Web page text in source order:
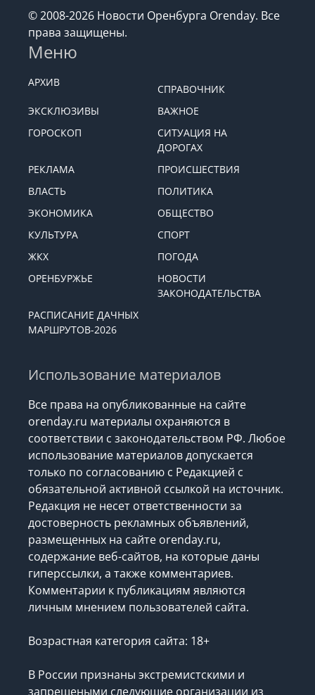
© 2008-2026 Новости Оренбурга Orenday. Все
права защищены.
Меню
АРХИВ
СПРАВОЧНИК
ЭКСКЛЮЗИВЫ
ВАЖНОЕ
ГОРОСКОП
СИТУАЦИЯ НА
ДОРОГАХ
РЕКЛАМА
ПРОИСШЕСТВИЯ
ВЛАСТЬ
ПОЛИТИКА
ЭКОНОМИКА
ОБЩЕСТВО
КУЛЬТУРА
СПОРТ
ЖКХ
ПОГОДА
ОРЕНБУРЖЬЕ
НОВОСТИ
ЗАКОНОДАТЕЛЬСТВА
РАСПИСАНИЕ ДАЧНЫХ
МАРШРУТОВ-2026
Использование материалов
Все права на опубликованные на сайте
orenday.ru материалы охраняются в
соответствии с законодательством РФ. Любое
использование материалов допускается
только по согласованию с Редакцией с
обязательной активной ссылкой на источник.
Редакция не несет ответственности за
достоверность рекламных объявлений,
размещенных на сайте orenday.ru,
содержание веб-сайтов, на которые даны
гиперссылки, а также комментариев.
Комментарии к публикациям являются
личным мнением пользователей сайта.
Возрастная категория сайта: 18+
В России признаны экстремистскими и
запрещеными следующие организации из